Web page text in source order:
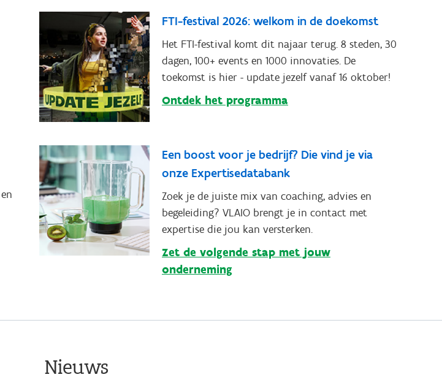
FTI-festival 2026: welkom in de doekomst
Het FTI-festival komt dit najaar terug. 8 steden, 30
dagen, 100+ events en 1000 innovaties. De
toekomst is hier - update jezelf vanaf 16 oktober!
Ontdek het programma
Een boost voor je bedrijf? Die vind je via
onze Expertisedatabank
Zoek je de juiste mix van coaching, advies en
begeleiding? VLAIO brengt je in contact met
expertise die jou kan versterken.
Zet de volgende stap met jouw
onderneming
Nieuws